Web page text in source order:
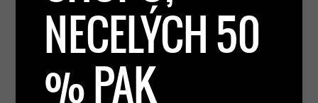
NECELÝCH 50
% PAK